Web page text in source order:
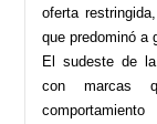
oferta
que predominó a
El sudeste de
con marcas